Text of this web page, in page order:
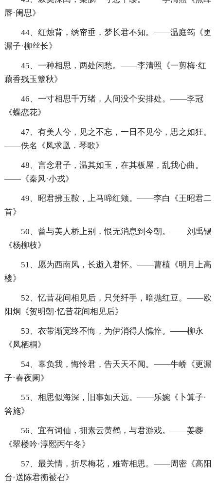
唇·闺思》
44、红烛背，绣帘垂，梦长君不知。——温庭筠《更
漏子·柳丝长》
45、一种相思，两处闲愁。——李清照《一剪梅·红
藕香残玉簟秋》
46、一寸相思千万绪，人间没个安排处。——李冠
《蝶恋花》
47、有美人兮，见之不忘，一日不见兮，思之如狂。
——佚名《凤求凰．琴歌》
48、言念君子，温其如玉，在其板屋，乱我心曲。
——《秦风·小戎》
49、昭君拂玉鞍，上马啼红颊。——李白《王昭君二
首》
50、曾与美人桥上别，恨无消息到今朝。——刘禹锡
《杨柳枝》
51、愿为西南风，长逝入君怀。——曹植《明月上高
楼》
52、忆昔花间相见后，只凭纤手，暗抛红豆。——欧
阳炯《贺明朝·忆昔花间相见后》
53、衣带渐宽终不悔，为伊消得人憔悴。——柳永
《凤栖桐》
54、辜负我，悔怜君，告天天不闻。——牛峤《更漏
子·春夜阑》
55、相思似海深，旧事如天远。——乐婉《卜算子·
答施》
56、宜有词仙，拥素云黄鹤，与君游戏。——姜夔
《翠楼吟·淳熙丙午冬》
57、最关情，折尽梅花，难寄相思。——周密《高阳
台·送陈君衡被召》